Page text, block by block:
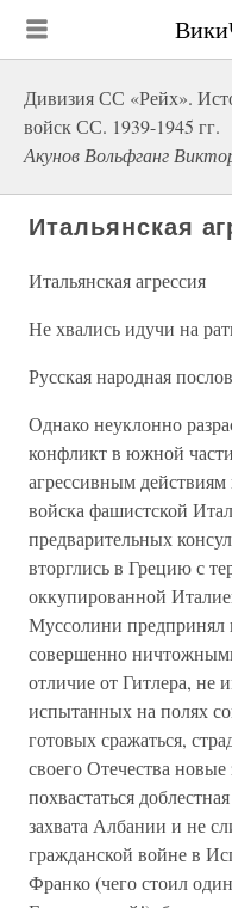
Дивизия СС «Рейх».
войск СС. 1939-1945 гг.
Акунов Вольфганг
Итальянская
Итальянская агрессия
Не хвались идучи на
Русская народная
Однако неуклонно
конфликт в южной
агрессивным действиям
войска фашистской
предварительных
вторглись в Грецию с
оккупированной
Муссолини предпринял
совершенно
отличие от Гитлера, не
испытанных на полях
готовых сражаться,
своего Отечества
похвастаться
захвата Албании и не
гражданской войне в
Франко (чего стоил